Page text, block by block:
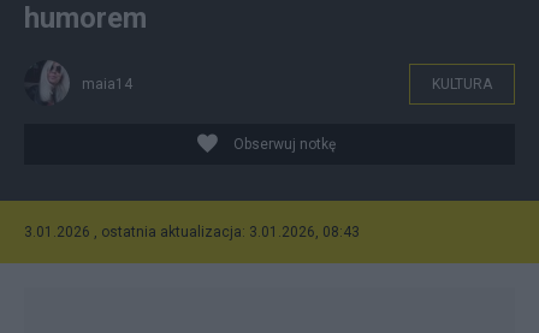
humorem
maia14 KULTURA
Obserwuj notkę
3.01.2026 , ostatnia aktualizacja: 3.01.2026, 08:43